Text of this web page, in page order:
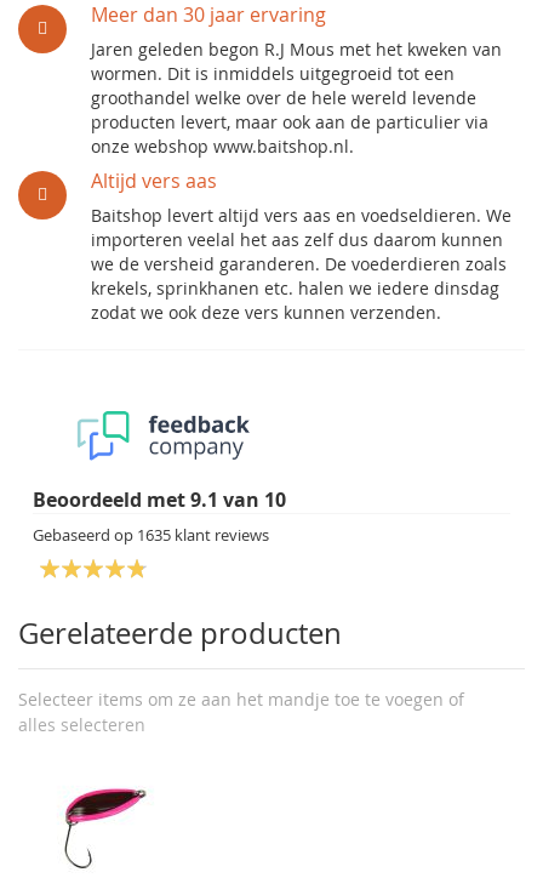
Meer dan 30 jaar ervaring
Jaren geleden begon R.J Mous met het kweken van
wormen. Dit is inmiddels uitgegroeid tot een
groothandel welke over de hele wereld levende
producten levert, maar ook aan de particulier via
onze webshop www.baitshop.nl.
Altijd vers aas
Baitshop levert altijd vers aas en voedseldieren. We
importeren veelal het aas zelf dus daarom kunnen
we de versheid garanderen. De voederdieren zoals
krekels, sprinkhanen etc. halen we iedere dinsdag
zodat we ook deze vers kunnen verzenden.
Beoordeeld met9.1 van 10
Gebaseerd op 1635 klant reviews
Gerelateerde producten
Selecteer items om ze aan het mandje toe te voegen of
alles selecteren